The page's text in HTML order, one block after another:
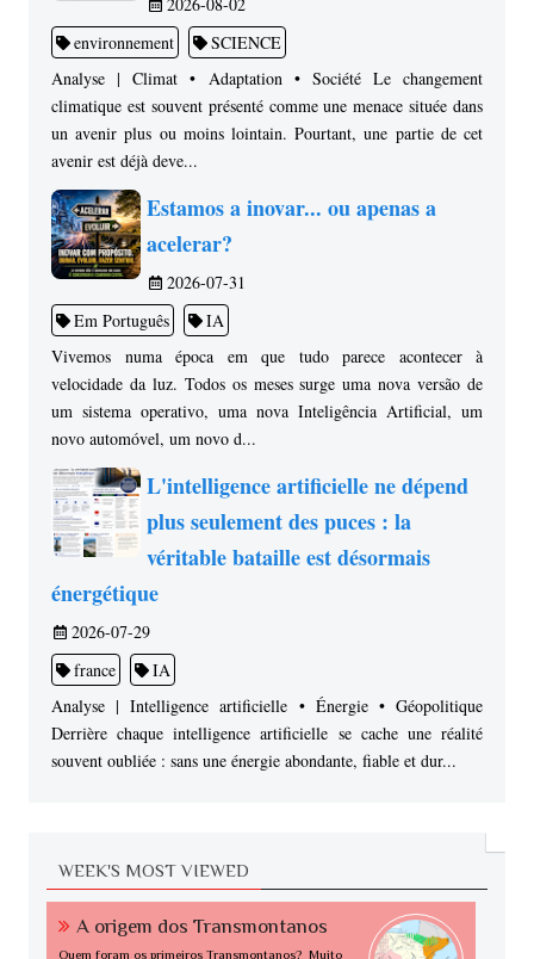
environnement
SCIENCE
Analyse | Climat • Adaptation • Société Le changement
climatique est souvent présenté comme une menace située dans
un avenir plus ou moins lointain. Pourtant, une partie de cet
avenir est déjà deve...
Estamos a inovar... ou apenas a
acelerar?
2026-07-31
Em Português
IA
Vivemos numa época em que tudo parece acontecer à
velocidade da luz. Todos os meses surge uma nova versão de
um sistema operativo, uma nova Inteligência Artificial, um
novo automóvel, um novo d...
L'intelligence artificielle ne dépend
plus seulement des puces : la
véritable bataille est désormais
énergétique
2026-07-29
france
IA
Analyse | Intelligence artificielle • Énergie • Géopolitique
Derrière chaque intelligence artificielle se cache une réalité
souvent oubliée : sans une énergie abondante, fiable et dur...
WEEK'S MOST VIEWED
A origem dos Transmontanos
Quem foram os primeiros Transmontanos? Muito